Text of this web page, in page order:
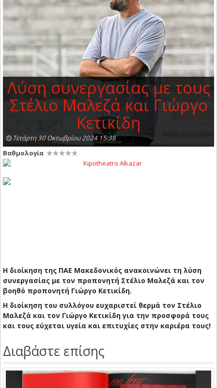
Λύση συνεργασίας με τους
Στέλιο Μαλεζά και Γιώργο
Κετικίδη
Τετάρτη 30 Οκτωβρίου 2024 15:38
Βαθμολογία
Η διοίκηση της ΠΑΕ Μακεδονικός ανακοινώνει τη λύση
συνεργασίας με τον προπονητή Στέλιο Μαλεζά και τον
βοηθό προπονητή Γιώργο Κετικίδη.
Η διοίκηση του συλλόγου ευχαριστεί θερμά τον Στέλιο
Μαλεζά και τον Γιώργο Κετικίδη για την προσφορά τους
και τους εύχεται υγεία και επιτυχίες στην καριέρα τους!
Διαβάστε επίσης